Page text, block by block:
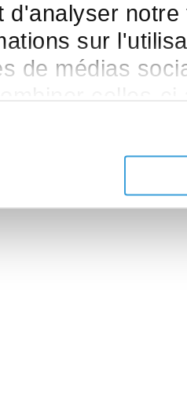
d'analyser
sur
de médias